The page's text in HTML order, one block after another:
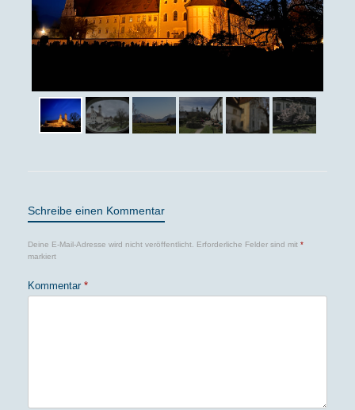
Schreibe einen Kommentar
Deine E-Mail-Adresse wird nicht veröffentlicht. Erforderliche Felder sind mit *
markiert
Kommentar *